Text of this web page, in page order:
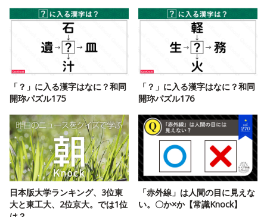
「？」に入る漢字はなに？和同
開珎パズル175
「？」に入る漢字はなに？和同
開珎パズル176
日本版大学ランキング、3位東
大と東工大、2位京大。では1位
「赤外線」は人間の目に見えな
い。〇か×か【常識Knock】